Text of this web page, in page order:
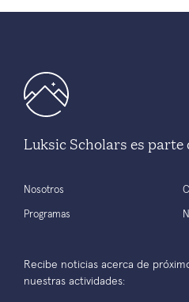
Luksic Scholars es
Nosotros
Programas
Recibe noticias acerca de
nuestras actividades: